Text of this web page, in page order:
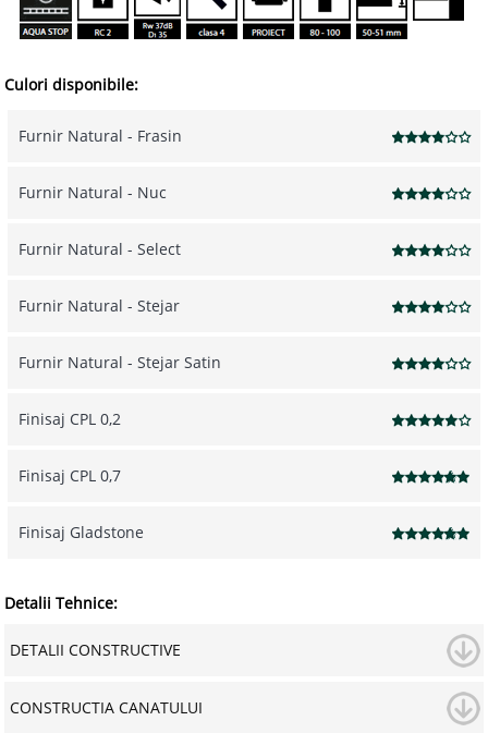
Culori disponibile:
Furnir Natural - Frasin
Furnir Natural - Nuc
Furnir Natural - Select
Furnir Natural - Stejar
Furnir Natural - Stejar Satin
Finisaj CPL 0,2
Finisaj CPL 0,7
Finisaj Gladstone
Detalii Tehnice:
DETALII CONSTRUCTIVE
CONSTRUCTIA CANATULUI